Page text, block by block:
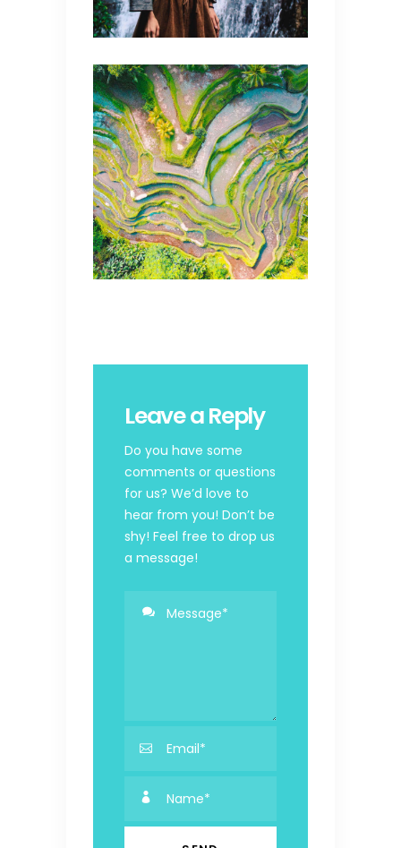
Leave a Reply
Do you have some
comments or questions
for us? We’d love to
hear from you! Don’t be
shy! Feel free to drop us
a message!